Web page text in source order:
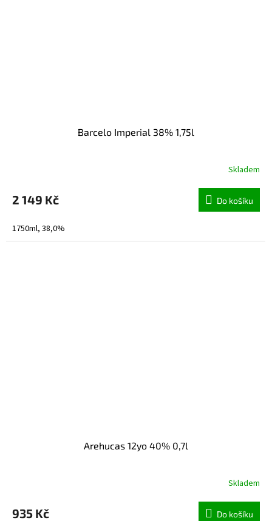
Barcelo Imperial 38% 1,75l
Skladem
2 149 Kč Do košíku
1750ml, 38,0%
Arehucas 12yo 40% 0,7l
Skladem
935 Kč Do košíku